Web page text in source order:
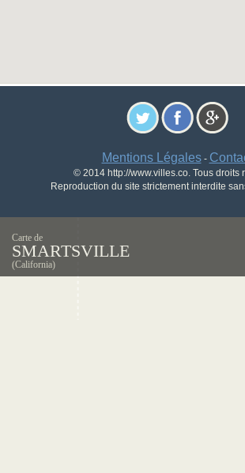
Mentions Légales-
© 2014 http://www.villes.co. Tous droits
Reproduction du site strictement interdite
Carte de
SMARTSVILLE
(California)